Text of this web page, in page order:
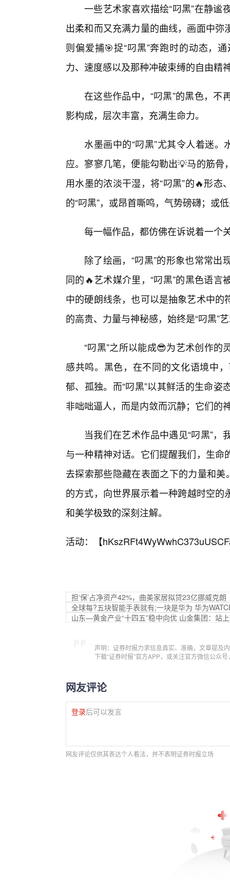
一些艺术家喜欢描绘“叼黑”在静
出柔和而又充满力量的曲线，画面中
则偏爱捕🎯捉“叼黑”奔跑时的动态，
力、速度感以及那种冲破束缚的自由精
在这些作品中，“叼黑”的黑色，
影构成，层次丰富，充满生命力。
水墨画中的“叼黑”尤其令人着迷
应。寥寥几笔，便能勾勒出💡马的筋
用水墨的浓淡干湿，将“叼黑”的🔥形
的“叼黑”，或昂首嘶鸣，气势磅礴；或
每一幅作品，都仿佛在诉说着一个
除了绘画，“叼黑”的形象也常常
同的🔥艺术媒介里，“叼黑”的黑色语
中的硬朗线条，也可以是抽象艺术中
的高贵、力量与神秘感，始终是“叼黑”
“叼黑”之所以能成😎为艺术创作
感共鸣。黑色，在不同的文化语境中
郁、孤独。而“叼黑”以其鲜活的生命
非咄咄逼人，而是内敛而沉静；它们的
当我们在艺术作品中遇见“叼黑”
与一种精神对话。它们提醒我们，生
去探索那些隐藏在表面之下的力量和
的方式，向世界展示着一种跨越时空
和美学极致的深刻注解。
活动：【
担‘保’占净资产42%，曲美家居拟贷23亿挪威克朗
全球每?五块智能手表就有;一块是华为 华为
山东—黄金产业“十四五”稳中向优 山金集团：站
声明：证券时报力求信息真实、准确，文章提及
下载“证券时报”官方APP，或关注官方微信公众
网友评论
登录后可以发言
网友评论仅供其表达个人看法，并不表明证券时报立场